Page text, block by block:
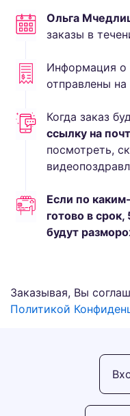
Ольга
заказы в
Информация о
отправлены
Когда заказ
ссылку на
посмотреть,
Если по
готово в срок,
будут
Заказывая, Вы
Политикой